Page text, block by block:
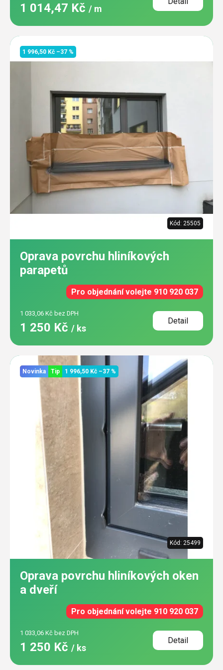
1 014,47 Kč / m
1 996,50 Kč –37 %
Kód: 25505
Oprava povrchu hliníkových
parapetů
Pro objednání volejte 910 920 037
1 033,06 Kč bez DPH
1 250 Kč / ks
Detail
Novinka Tip 1 996,50 Kč –37 %
Kód: 25499
Oprava povrchu hliníkových oken
a dveří
Pro objednání volejte 910 920 037
1 033,06 Kč bez DPH
1 250 Kč / ks
Detail